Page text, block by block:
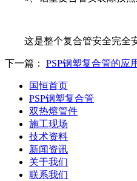
这是整个复合管安全完全安
下一篇： PSP钢塑复合管的应
国恒首页
PSP钢塑复合管
双热熔管件
施工现场
技术资料
新闻资讯
关于我们
联系我们